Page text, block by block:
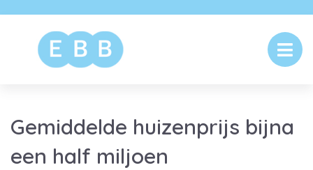
Gemiddelde huizenprijs bijna
een half miljoen